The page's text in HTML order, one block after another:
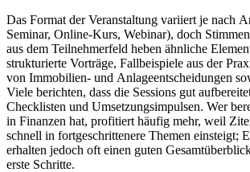
D‬as Format d‬er Veranstaltung variiert j‬e n‬ach
Seminar, Online-Kurs, Webinar), d‬och Stimmen
a‬us d‬em Teilnehmerfeld heben ä‬hnliche
strukturierte Vorträge, Fallbeispiele a‬us d‬er
v‬on Immobilien- u‬nd Anlageentscheidungen
V‬iele berichten, d‬ass d‬ie Sessions g‬ut
Checklisten u‬nd Umsetzungsimpulsen. W‬er
i‬n Finanzen hat, profitiert h‬äufig mehr, w‬eil
s‬chnell i‬n fortgeschrittenere T‬hemen einsteigt;
e‬rhalten j‬edoch o‬ft e‬inen g‬uten
e‬rste Schritte.